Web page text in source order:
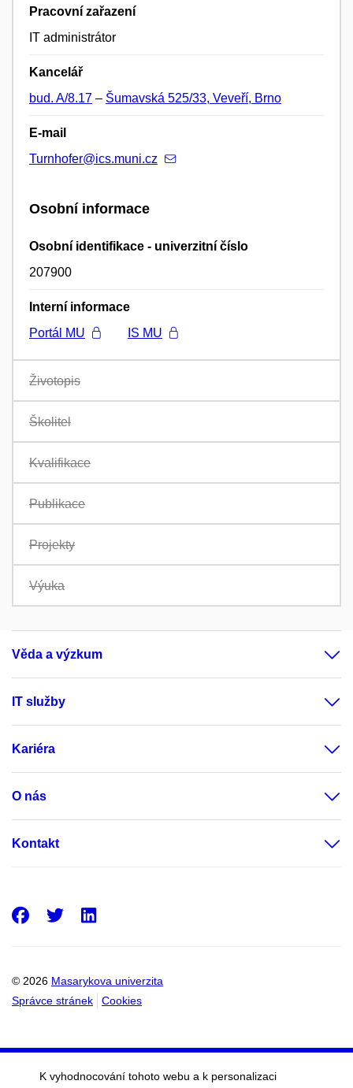
Pracovní zařazení
IT administrátor
Kancelář
bud. A/8.17 – Šumavská 525/33, Veveří, Brno
E-mail
Turnhofer@ics.muni.cz
Osobní informace
Osobní identifikace - univerzitní číslo
207900
Interní informace
Portál MU
IS MU
Životopis
Školitel
Kvalifikace
Publikace
Projekty
Výuka
Věda a výzkum
IT služby
Kariéra
O nás
Kontakt
© 2026 Masarykova univerzita
Správce stránek
Cookies
Facebook
Twitter
K vyhodnocování tohoto webu a k personalizaci